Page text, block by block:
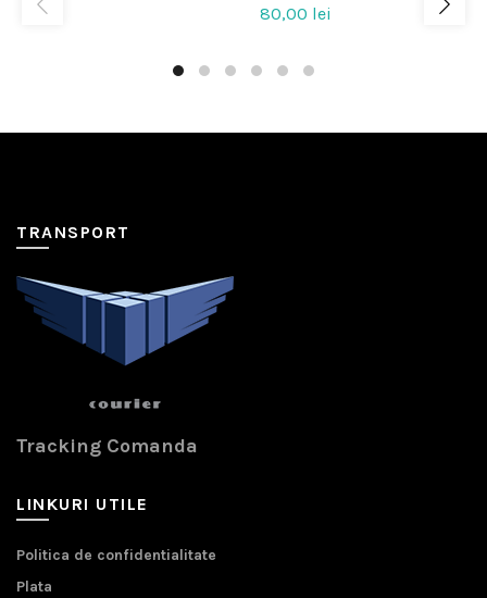
80,00 lei
TRANSPORT
Tracking Comanda
LINKURI UTILE
Politica de confidentialitate
Plata